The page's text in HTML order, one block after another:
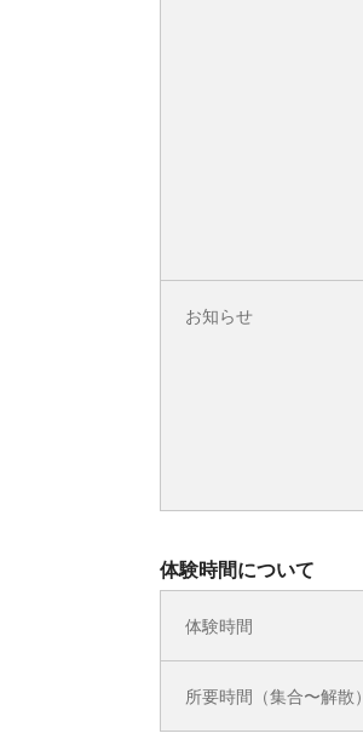
お知らせ
体験時間について
体験時間
所要時間（集合〜解散）